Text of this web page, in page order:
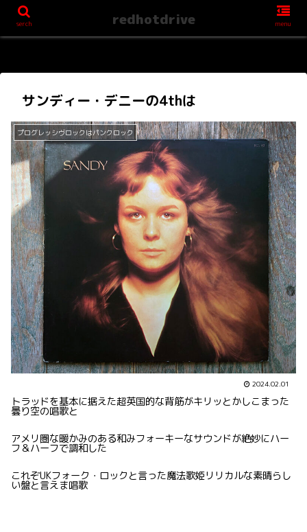
サンディー・デニーの4thは
プログレッシヴロックはパンクロック
2024.02.01
トラッドを基本に据えた超英国的な背筋がキリッとかしこまった
曇り空の唱歌と
アメリ圏な暖かみのある和みフォーキーなサウンドが絶妙にハー
フ＆ハーフで調和した
これぞUKフォーク・ロックと言った魔法歌姫リリカルな素晴らし
い盤と言えま唱歌
serch redhotdrive menu